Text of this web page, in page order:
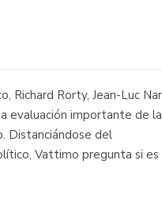
Rorty, Jean-Luc
evaluación importante de la
Distanciándose del
Vattimo pregunta si